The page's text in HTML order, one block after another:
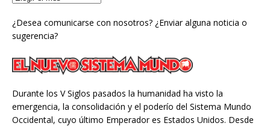
¿Desea comunicarse con nosotros? ¿Enviar alguna noticia o
sugerencia?
Durante los V Siglos pasados la humanidad ha visto la
emergencia, la consolidación y el poderío del Sistema Mundo
Occidental, cuyo último Emperador es Estados Unidos. Desde